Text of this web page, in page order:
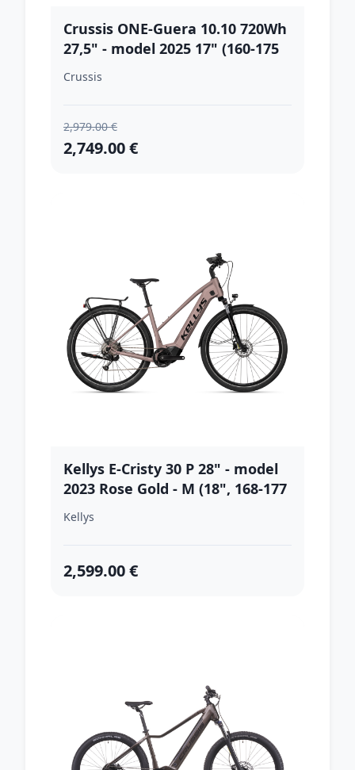
Crussis ONE-Guera 10.10 720Wh
27,5" - model 2025 17" (160-175
cm)
Crussis
2,979.00 €
2,749.00 €
Kellys E-Cristy 30 P 28" - model
2023 Rose Gold - M (18", 168-177
cm)
Kellys
2,599.00 €